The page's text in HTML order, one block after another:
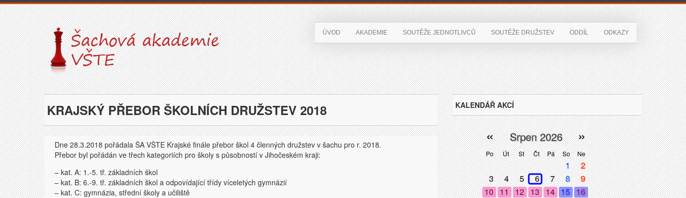
ÚVOD AKADEMIE SOUTĚŽE JEDNOTLIVCŮ SOUTĚŽE DRUŽSTEV ODDÍL ODKAZY
KRAJSKÝ PŘEBOR ŠKOLNÍCH DRUŽSTEV 2018
Dne 28.3.2018 pořádala ŠA VŠTE Krajské finále přebor škol 4 členných družstev v šachu pro r. 2018.
Přebor byl pořádán ve třech kategoriích pro školy s působností v Jihočeském kraji:
– kat. A: 1.-5. tř. základních škol
– kat. B: 6.-9. tř. základních škol a odpovídající třídy víceletých gymnázií
– kat. C: gymnázia, střední školy a učiliště
KALENDÁŘ AKCÍ
Po Út St Čt Pá So Ne
« »
Srpen 2026
1
2
3
4 5 6 7 8
9
10 11 12 13 14 15 16